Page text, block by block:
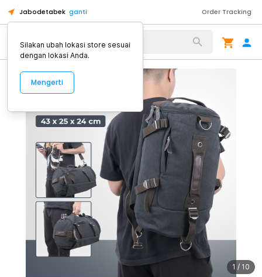
Jabodetabek ganti Order Tracking
Alat Kopi
1 / 10
Silakan ubah lokasi store sesuai
dengan lokasi Anda.
Mengerti